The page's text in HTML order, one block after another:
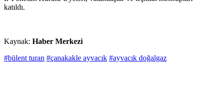
katıldı.
Kaynak: Haber Merkezi
#bülent turan #çanakakle ayvacık #ayvacık doğalgaz